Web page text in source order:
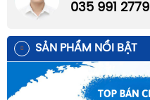
035 991 2779
SẢN PHẨM NỔI BẬT